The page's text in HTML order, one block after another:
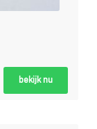
bekijk nu